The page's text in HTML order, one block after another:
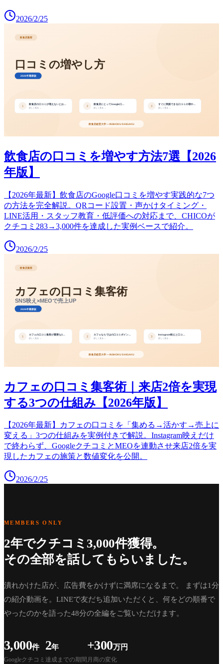
2026/2/25
飲食店の口コミを増やす方法7選【2026
年版】
【2026年最新】飲食店のGoogle口コミを増やす実践的な7つ
の方法を完全解説。QRコード設置・声かけタイミング・
LINE活用・スタッフ教育・低評価への対応まで、CHICOが
クチコミ283→3,000件を達成した実例ベースで紹介。
2026/2/25
カフェの口コミ集客術｜来店2倍を実現
する3つの仕組み【2026年版】
【2026年最新】カフェの口コミを「集める→活かす→売上に
変える」3つの仕組みを実例付きで解説。Instagram映えだけ
で終わらず、GoogleクチコミとMEOを連動させ来店2倍を実
現したカフェの施策と数値変化を公開。
2026/2/25
MEMBERS ONLY
2年でクチコミ3,000件獲得。
その全部を話してもらいました。
潰れかけた店が、広告費をかけずに満席になるまで。 まずは1分
の紹介動画を。LINEで友だち追加いただくと、何をどの順番で
やったのかを語った48分の全編をご覧いただけます。
3,000件
Googleクチコミ
2年
達成までの期間
+300万円
月商の変化